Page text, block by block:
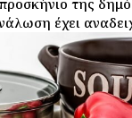
έχει